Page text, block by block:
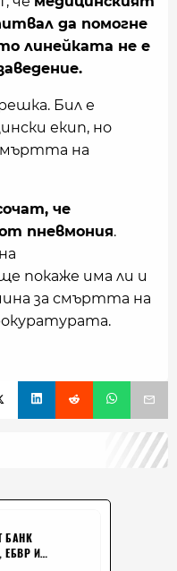
да помогне
линейката не е
Бил е
екип, но
на
че
пневмония.
покаже има ли и
за смъртта на